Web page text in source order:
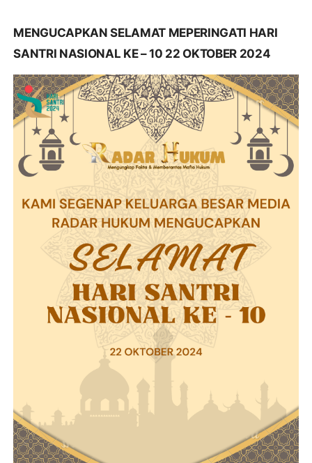
MENGUCAPKAN SELAMAT MEPERINGATI HARI
SANTRI NASIONAL KE – 10 22 OKTOBER 2024